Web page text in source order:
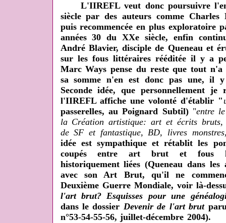
L'IIREFL veut donc poursuivre
siècle par des auteurs comme Charles
puis recommencée en plus exploratoire
années 30 du XXe siècle, enfin
André Blavier, disciple de Queneau et
sur les fous littéraires rééditée il y a
Marc Ways pense du reste que tout
sa somme n'en est donc pas une, il
Seconde idée, que personnellement
l'IIREFL affiche une volonté d'établir "
passerelles, au Poignard Subtil)"entre
la Création artistique: art et écrits bruts,
de SF et fantastique, BD, livres
idée est sympathique et rétablit les
coupés entre art brut et fous
historiquement liées (Queneau dans
avec son Art Brut, qu'il ne
Deuxième Guerre Mondiale, voir là-
l'art brut? Esquisses pour une
dans le dossier Devenir de l'art brut
n°53-54-55-56, juillet-décembre 2004).